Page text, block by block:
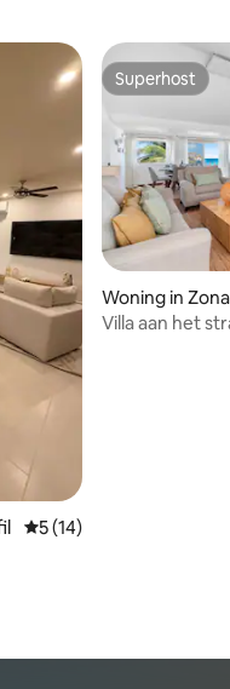
Gemiddelde beoordeling
5 (14)
Superhost
Superhost
Woning in
Villa aan het